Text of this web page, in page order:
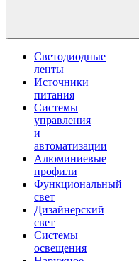
Светодиодные
ленты
Источники
питания
Системы
управления
и
автоматизации
Алюминиевые
профили
Функциональный
свет
Дизайнерский
свет
Системы
освещения